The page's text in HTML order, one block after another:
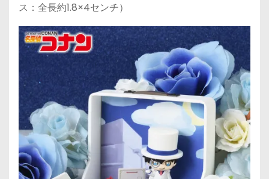
ス：全長約1.8×4センチ）